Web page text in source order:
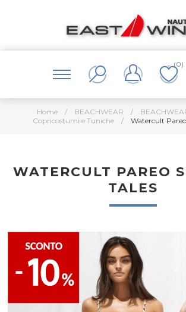
(0)
Home / BEACHWEAR /
Copricostumi e Tuniche
/ Watercult Pareo
WATERCULT PAREO
TALES